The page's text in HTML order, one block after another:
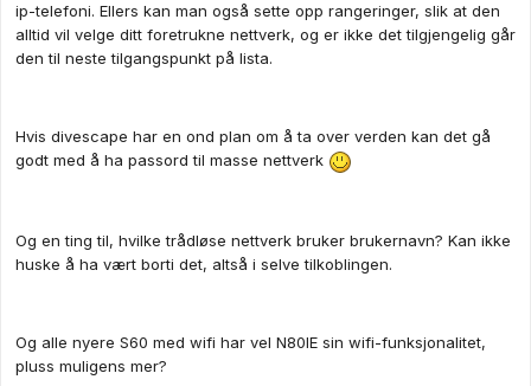
ip-telefoni. Ellers kan man også sette opp rangeringer, slik at den
alltid vil velge ditt foretrukne nettverk, og er ikke det tilgjengelig går
den til neste tilgangspunkt på lista.
Hvis divescape har en ond plan om å ta over verden kan det gå
godt med å ha passord til masse nettverk
Og en ting til, hvilke trådløse nettverk bruker brukernavn? Kan ikke
huske å ha vært borti det, altså i selve tilkoblingen.
Og alle nyere S60 med wifi har vel N80IE sin wifi-funksjonalitet,
pluss muligens mer?